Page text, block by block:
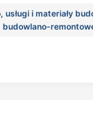
i materiały
budowlano-